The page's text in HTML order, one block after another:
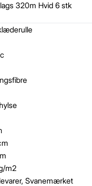
320m Hvid 6 stk
m2
Svanemærket